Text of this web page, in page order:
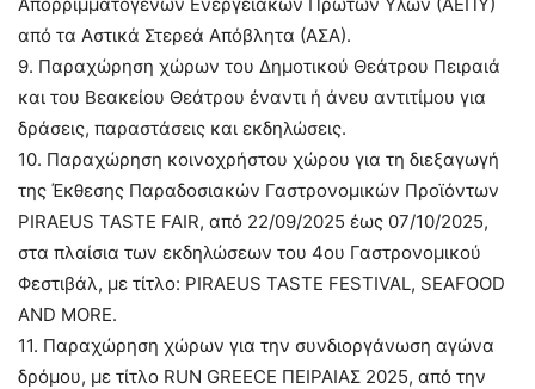
από τα Αστικά Στερεά Απόβλητα (ΑΣΑ).
9. Παραχώρηση χώρων του Δημοτικού Θεάτρου Πειραιά
και του Βεακείου Θεάτρου έναντι ή άνευ αντιτίμου για
δράσεις, παραστάσεις και εκδηλώσεις.
10. Παραχώρηση κοινοχρήστου χώρου για τη διεξαγωγή
της Έκθεσης Παραδοσιακών Γαστρονομικών Προϊόντων
PIRAEUS TASTE FAIR, από 22/09/2025 έως 07/10/2025,
στα πλαίσια των εκδηλώσεων του 4ου Γαστρονομικού
Φεστιβάλ, με τίτλο: PIRAEUS TASTE FESTIVAL, SEAFOOD
AND MORE.
11. Παραχώρηση χώρων για την συνδιοργάνωση αγώνα
δρόμου, με τίτλο RUN GREECE ΠΕΙΡΑΙΑΣ 2025, από την